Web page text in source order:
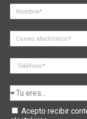
Acepto recibir